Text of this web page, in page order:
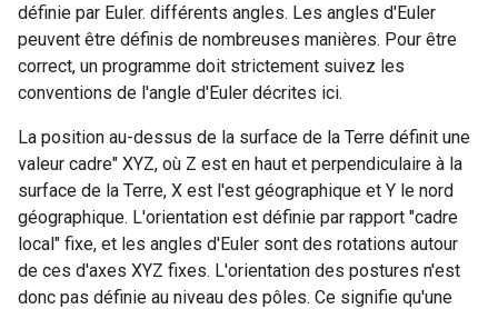
définie par Euler. différents angles. Les angles d'Euler
peuvent être définis de nombreuses manières. Pour être
correct, un programme doit strictement suivez les
conventions de l'angle d'Euler décrites ici.
La position au-dessus de la surface de la Terre définit une
valeur cadre" XYZ, où Z est en haut et perpendiculaire à la
surface de la Terre, X est l'est géographique et Y le nord
géographique. L'orientation est définie par rapport "cadre
local" fixe, et les angles d'Euler sont des rotations autour
de ces d'axes XYZ fixes. L'orientation des postures n'est
donc pas définie au niveau des pôles. Ce signifie qu'une